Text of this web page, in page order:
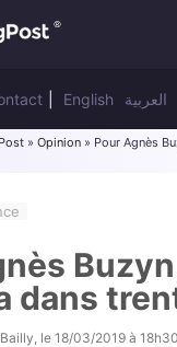
English العربية
» Opinion » Pour Agnès
dans
, le 18/03/2019 à 18h30